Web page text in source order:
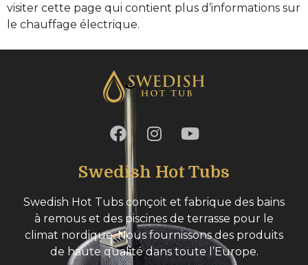
visiter cette page qui contient plus d’informations sur
le chauffage électrique.
Swedish Hot Tubs
Swedish Hot Tubs conçoit et fabrique des bains
à remous et des piscines de terrasse pour le
climat nordique. Nous fournissons des produits
de haute qualité dans toute l’Europe.